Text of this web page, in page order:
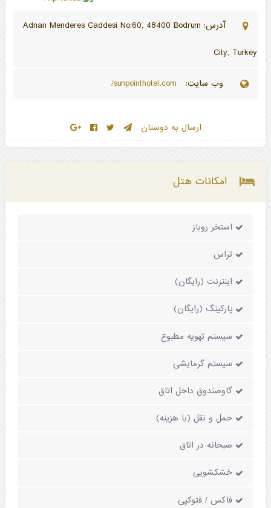
آدرس: Adnan Menderes Caddesi No:60, 48400 Bodrum
City, Turkey
وب سایت:
ارسال به دوستان
امکانات هتل
استخر روباز
تراس
اینترنت (رایگان)
پارکینگ (رایگان)
سیستم تهویه مطبوع
سیستم گرمایشی
گاوصندوق داخل اتاق
حمل و نقل (با هزینه)
صبحانه در اتاق
خشکشویی
فاکس / فتوکپی